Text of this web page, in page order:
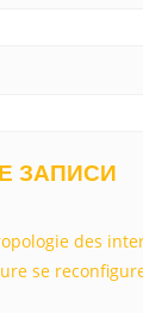
ЗАПИСИ
des
se